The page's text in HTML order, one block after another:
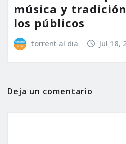
música y
los públicos
torrent al dia Jul 18,
Deja un comentario